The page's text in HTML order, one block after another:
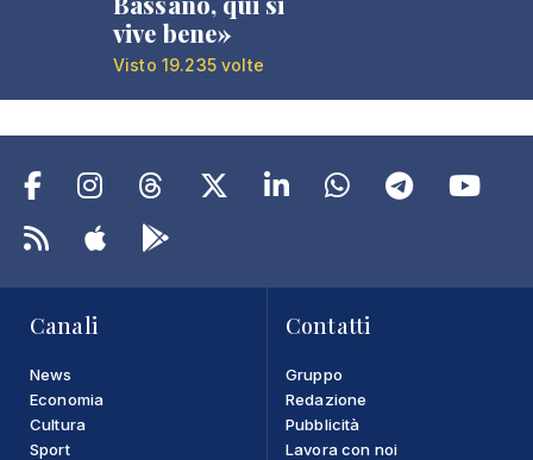
vive bene»
Visto 19.235 volte
Canali
News
Economia
Cultura
Sport
Contatti
Gruppo
Redazione
Pubblicità
Lavora con noi